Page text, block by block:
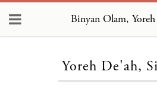
Binyan Olam,
Yoreh De'ah,